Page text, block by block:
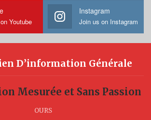
Youtube
Instagram
Join us on Instagram
D’information Générale
Mesurée et Sans Passion
OURS